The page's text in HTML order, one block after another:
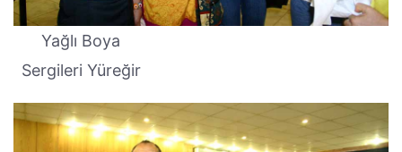
Yağlı Boya
Sergileri Yüreğir